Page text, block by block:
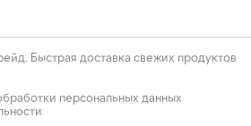
Быстрая доставка свежих продуктов
персональных данных